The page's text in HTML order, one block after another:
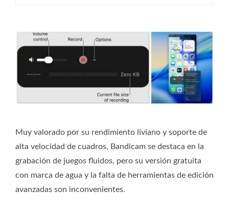
Muy valorado por su rendimiento liviano y soporte de
alta velocidad de cuadros, Bandicam se destaca en la
grabación de juegos fluidos, pero su versión gratuita
con marca de agua y la falta de herramientas de edición
avanzadas son inconvenientes.